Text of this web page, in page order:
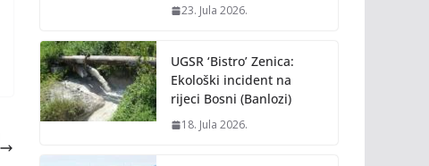
23. Jula 2026.
UGSR ‘Bistro’ Zenica:
Ekološki incident na
rijeci Bosni (Banlozi)
18. Jula 2026.